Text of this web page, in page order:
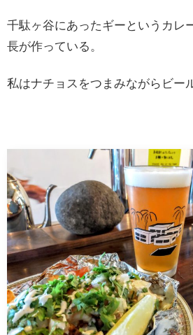
千駄ヶ谷にあったギーというカレ
長が作っている。
私はナチョスをつまみながらビー